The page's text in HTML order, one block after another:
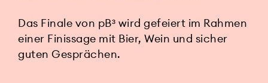
Das Finale von pB³ wird gefeiert im Rahmen
einer Finissage mit Bier, Wein und sicher
guten Gesprächen.